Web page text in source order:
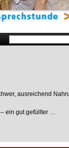
ausreichend
– ein gut gefüllter …